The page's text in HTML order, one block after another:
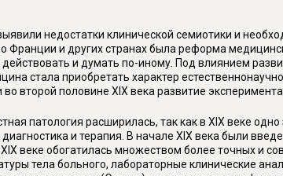
недостатки клинической семиотики и
Франции и других странах была реформа
и думать по-иному. Под влиянием
стала приобретать характер
второй половине XIX века развитие
патология расширилась, так как в XIX веке
и терапия. В начале XIX века были
веке обогатилась множеством более точных и
тела больного, лабораторные клинические